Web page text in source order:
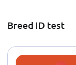
Breed ID test